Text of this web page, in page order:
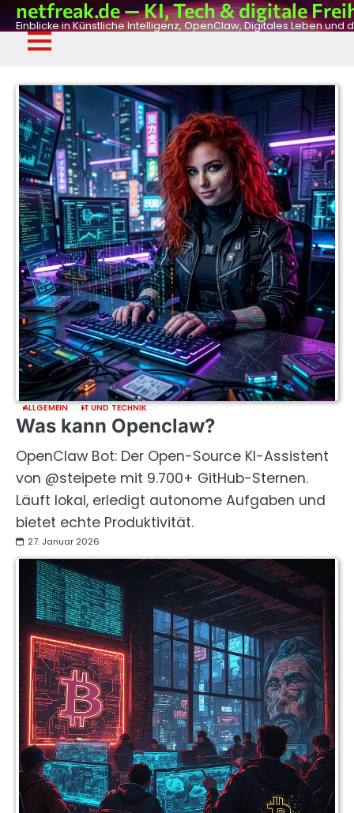
Skip
to
content
netfreak.de — KI, Tech & digitale
Einblicke in Künstliche Intelligenz, OpenClaw, Digitales Leben und
ALLGEMEIN IT UND TECHNIK
Was kann Openclaw?
OpenClaw Bot: Der Open-Source KI-Assistent
von @steipete mit 9.700+ GitHub-Sternen.
Läuft lokal, erledigt autonome Aufgaben und
bietet echte Produktivität.
27. Januar 2026